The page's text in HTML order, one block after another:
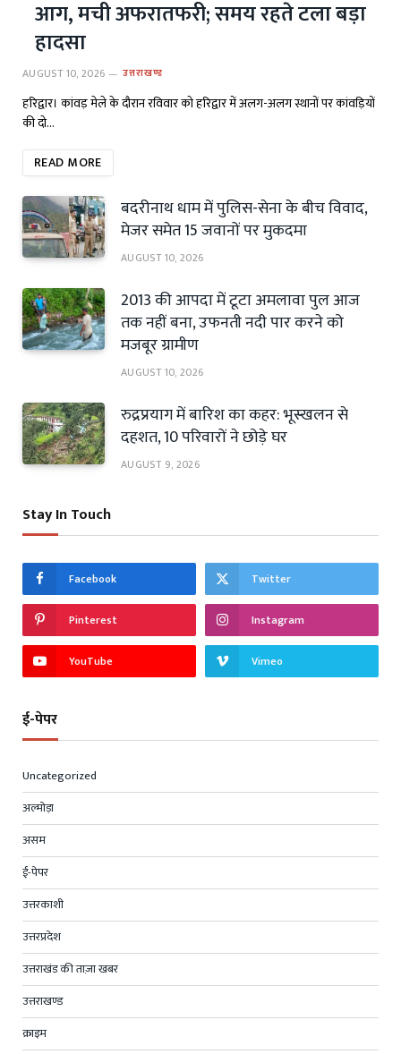
आग, मची अफरातफरी; समय रहते टला बड़ा
हादसा
AUGUST 10, 2026 उत्तराखण्ड
हरिद्वार। कांवड़ मेले के दौरान रविवार को हरिद्वार में अलग-अलग स्थानों पर कांवड़ियों
की दो…
READ MORE
बदरीनाथ धाम में पुलिस-सेना के बीच विवाद,
मेजर समेत 15 जवानों पर मुकदमा
AUGUST 10, 2026
2013 की आपदा में टूटा अमलावा पुल आज
तक नहीं बना, उफनती नदी पार करने को
मजबूर ग्रामीण
AUGUST 10, 2026
रुद्रप्रयाग में बारिश का कहर: भूस्खलन से
दहशत, 10 परिवारों ने छोड़े घर
AUGUST 9, 2026
Stay In Touch
Facebook Twitter
Pinterest Instagram
YouTube Vimeo
ई-पेपर
Uncategorized
अल्मोड़ा
असम
ई-पेपर
उत्तरकाशी
उत्तरप्रदेश
उत्तराखंड की ताज़ा खबर
उत्तराखण्ड
क्राइम